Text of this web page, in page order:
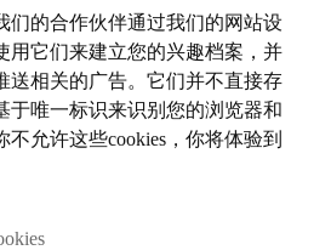
们的合作伙伴通过我们的网站设
用它们来建立您的兴趣档案，并
送相关的广告。它们并不直接存
于唯一标识来识别您的浏览器和
允许这些cookies，你将体验到